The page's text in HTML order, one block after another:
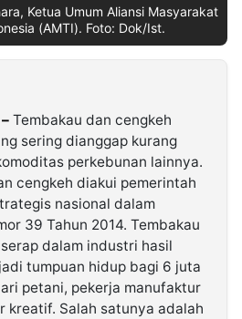
Ketua Umum Aliansi Masyarakat
(AMTI). Foto: Dok/Ist.
Tembakau dan cengkeh
sering dianggap kurang
perkebunan lainnya.
cengkeh diakui pemerintah
nasional dalam
39 Tahun 2014. Tembakau
dalam industri hasil
tumpuan hidup bagi 6 juta
petani, pekerja manufaktur
kreatif. Salah satunya adalah